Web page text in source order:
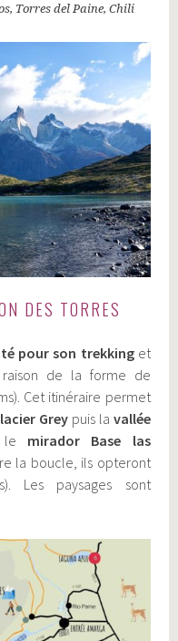
Torres del Paine, Chili
DES TORRES
pour son trekkinget
de la forme de
Cet itinéraire permet
Greypuis la vallée
le mirador Base las
la boucle, ils opteront
Les paysages sont